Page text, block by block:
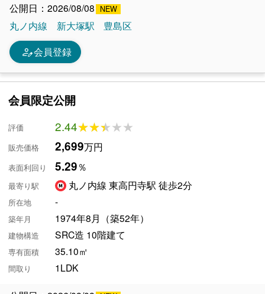
公開日：2026/08/08
丸ノ内線
新大塚駅 豊島区
person_edit会員登録
会員限定公開
評価 2.44★★★★★
★★★★★
販売価格 2,699万円
表面利回り 5.29％
最寄り駅 丸ノ内線 東高円寺駅 徒歩2分
所在地 -
築年月 1974年8月（築52年）
建物構造 SRC造 10階建て
専有面積 35.10㎡
間取り 1LDK